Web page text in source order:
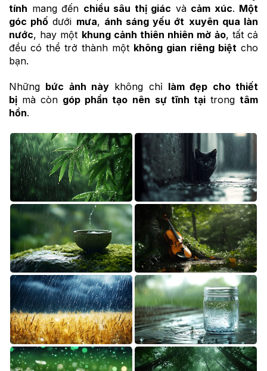
tính mang đến chiều sâu thị giác và cảm xúc. Một
góc phố dưới mưa, ánh sáng yếu ớt xuyên qua làn
nước, hay một khung cảnh thiên nhiên mờ ảo, tất cả
đều có thể trở thành một không gian riêng biệt cho
bạn.
Những bức ảnh này không chỉ làm đẹp cho thiết
bị mà còn góp phần tạo nên sự tĩnh tạitrongtâm
hồn.